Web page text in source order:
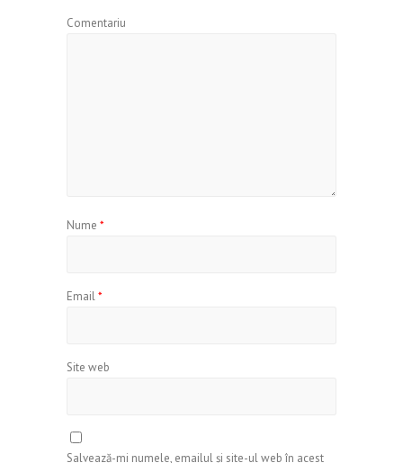
Comentariu
Nume *
Email*
Site web
Salvează-mi numele, emailul și site-ul web în acest